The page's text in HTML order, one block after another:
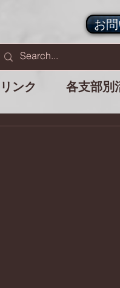
リンク 各支部別
お